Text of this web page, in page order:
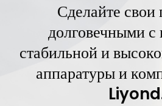
Сделайте свои
долговечными
стабильной и
аппаратуры и